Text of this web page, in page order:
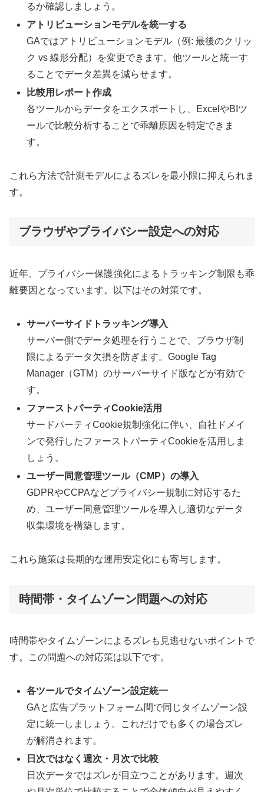
るか確認しましょう。
アトリビューションモデルを統一する
GAではアトリビューションモデル（例: 最後のクリッ
ク vs 線形分配）を変更できます。他ツールと統一す
ることでデータ差異を減らせます。
比較用レポート作成
各ツールからデータをエクスポートし、ExcelやBIツ
ールで比較分析することで乖離原因を特定できま
す。
これら方法で計測モデルによるズレを最小限に抑えられま
す。
ブラウザやプライバシー設定への対応
近年、プライバシー保護強化によるトラッキング制限も乖
離要因となっています。以下はその対策です。
サーバーサイドトラッキング導入
サーバー側でデータ処理を行うことで、ブラウザ制
限によるデータ欠損を防ぎます。Google Tag
Manager（GTM）のサーバーサイド版などが有効で
す。
ファーストパーティCookie活用
サードパーティCookie規制強化に伴い、自社ドメイ
ンで発行したファーストパーティCookieを活用しま
しょう。
ユーザー同意管理ツール（CMP）の導入
GDPRやCCPAなどプライバシー規制に対応するた
め、ユーザー同意管理ツールを導入し適切なデータ
収集環境を構築します。
これら施策は長期的な運用安定化にも寄与します。
時間帯・タイムゾーン問題への対応
時間帯やタイムゾーンによるズレも見逃せないポイントで
す。この問題への対応策は以下です。
各ツールでタイムゾーン設定統一
GAと広告プラットフォーム間で同じタイムゾーン設
定に統一しましょう。これだけでも多くの場合ズレ
が解消されます。
日次ではなく週次・月次で比較
日次データではズレが目立つことがあります。週次